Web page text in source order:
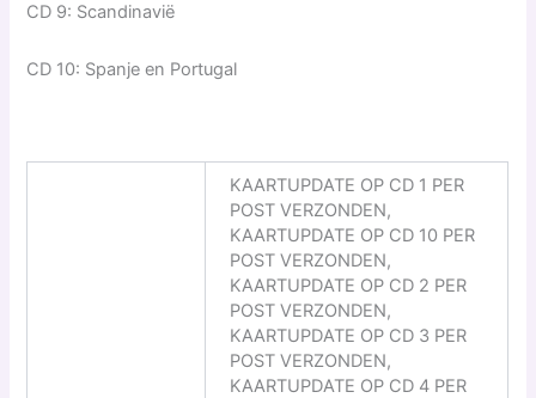
CD 9: Scandinavië
CD 10: Spanje en Portugal
KAARTUPDATE OP CD 1 PER
POST VERZONDEN,
KAARTUPDATE OP CD 10 PER
POST VERZONDEN,
KAARTUPDATE OP CD 2 PER
POST VERZONDEN,
KAARTUPDATE OP CD 3 PER
POST VERZONDEN,
KAARTUPDATE OP CD 4 PER